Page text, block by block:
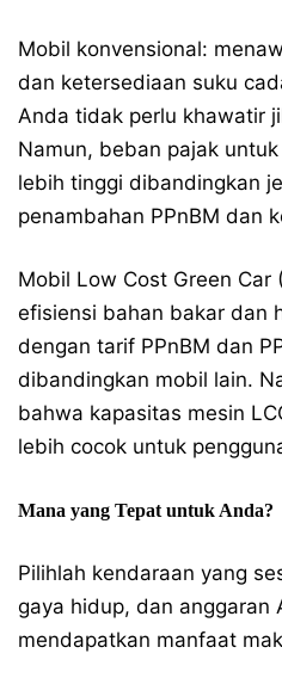
Mobil konvensional:
dan ketersediaan suku
Anda tidak perlu khawatir
Namun, beban pajak
lebih tinggi dibandingkan
penambahan PPnBM dan
Mobil Low Cost Green Car
efisiensi bahan bakar dan
dengan tarif PPnBM dan
dibandingkan mobil lain.
bahwa kapasitas mesin
lebih cocok untuk
Mana yang Tepat untuk Anda?
Pilihlah kendaraan yang
gaya hidup, dan anggaran
mendapatkan manfaat